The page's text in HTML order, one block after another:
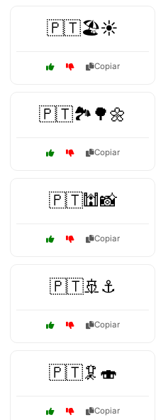
🇵🇹🏖️☀️
Copiar
🇵🇹🏞️🌳🌼
Copiar
🇵🇹🕍📸
Copiar
🇵🇹🚢⚓
Copiar
🇵🇹🦑🍣
Copiar